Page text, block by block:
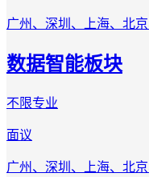
广州、深圳、上海、北
数据智能板块
不限专业
面议
广州、深圳、上海、北